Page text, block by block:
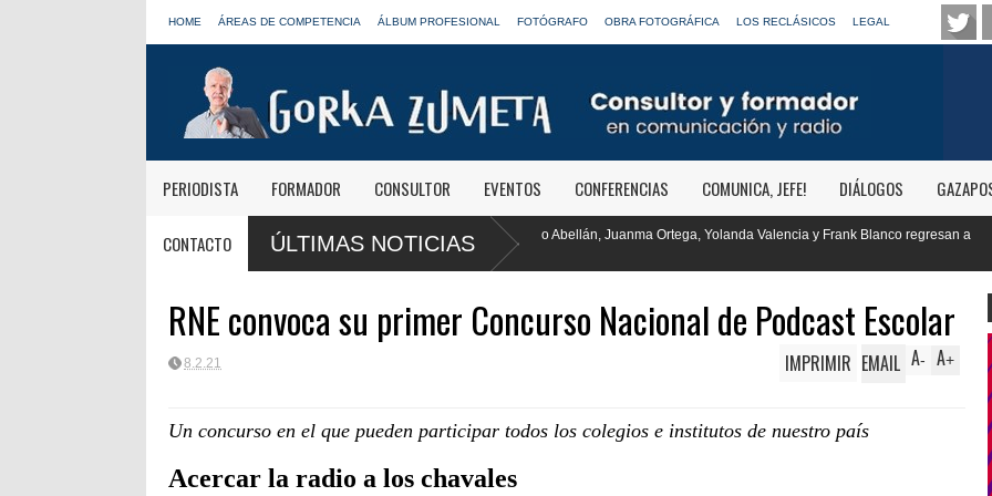
HOME ÁREAS DE COMPETENCIA ÁLBUM PROFESIONAL FOTÓGRAFO OBRA FOTOGRÁFICA LOS RECLÁSICOS LEGAL
PERIODISTA FORMADOR CONSULTOR EVENTOS CONFERENCIAS COMUNICA, JEFE! DIÁLOGOS
CONTACTO ÚLTIMAS NOTICIAS
de Onda Cero: "El viaje mereció
José Antonio Abellán, Juanma Ortega, Yolanda Valencia y Frank Blanco regresan a
LOS40
RTVE reivindica la
RNE convoca su primer Concurso Nacional de Podcast Escolar
8.2.21 A+
A-
IMPRIMIR EMAIL
Un concurso en el que pueden participar todos los colegios e institutos de nuestro país
Acercar la radio a los chavales